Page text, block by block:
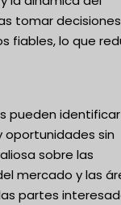
tomar
fiables, lo que
pueden identificar
sin
sobre las
mercado y las
partes